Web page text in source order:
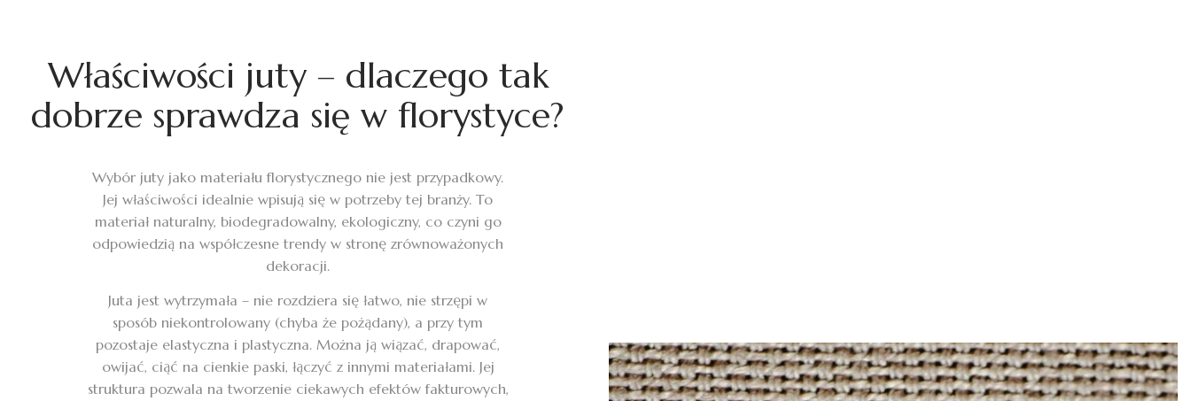
Właściwości juty – dlaczego tak
dobrze sprawdza się w florystyce?
Wybór juty jako materiału florystycznego nie jest przypadkowy.
Jej właściwości idealnie wpisują się w potrzeby tej branży. To
materiał naturalny, biodegradowalny, ekologiczny, co czyni go
odpowiedzią na współczesne trendy w stronę zrównoważonych
dekoracji.
Juta jest wytrzymała – nie rozdziera się łatwo, nie strzępi w
sposób niekontrolowany (chyba że pożądany), a przy tym
pozostaje elastyczna i plastyczna. Można ją wiązać, drapować,
owijać, ciąć na cienkie paski, łączyć z innymi materiałami. Jej
struktura pozwala na tworzenie ciekawych efektów fakturowych,